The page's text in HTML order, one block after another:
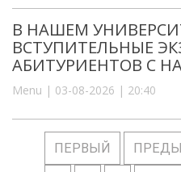
В НАШЕМ
ВСТУПИТЕЛЬНЫЕ
АБИТУРИЕНТОВ С
Menu | 03-08-2026 | 20:40
ПЕРВЫЙ